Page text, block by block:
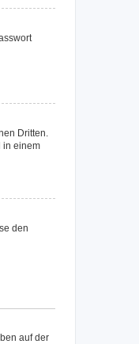
Dritten.
in einem
den
auf der